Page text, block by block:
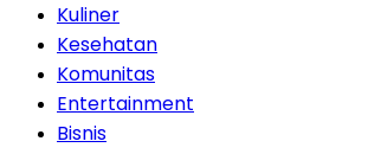
Kuliner
Kesehatan
Komunitas
Entertainment
Bisnis